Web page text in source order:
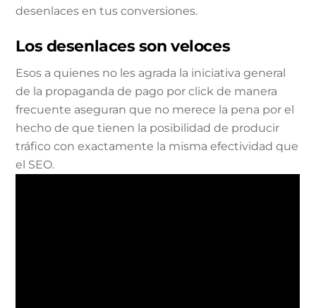
desenlaces en tus conversiones.
Los desenlaces son veloces
Esos a quienes no les agrada la iniciativa general
de la propaganda de pago por click de manera
frecuente aseguran que no merece la pena por el
hecho de que tienen la posibilidad de producir
tráfico con exactamente la misma efectividad que
el SEO.